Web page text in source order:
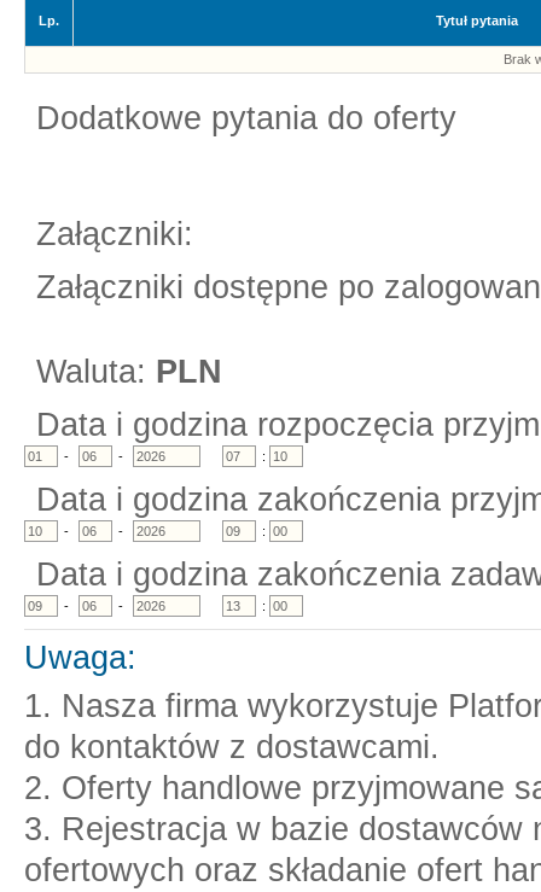
Lp. Tytuł pytania
Brak
Dodatkowe pytania do oferty
Załączniki:
Załączniki dostępne po
Waluta: PLN
Data i godzina rozpoczęcia
- - :
Data i godzina zakończenia
- - :
Data i godzina zakończenia
- - :
Uwaga:
1. Nasza firma wykorzystuje
do kontaktów z dostawcami.
2. Oferty handlowe przyjmowane
3. Rejestracja w bazie dostawców
ofertowych oraz składanie ofert